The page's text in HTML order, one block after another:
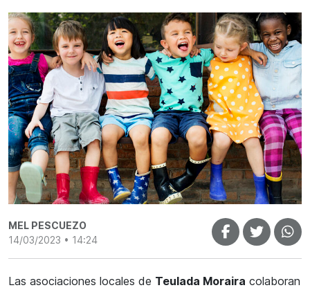
MEL PESCUEZO
14/03/2023 • 14:24
Las asociaciones locales de Teulada Moraira colaboran